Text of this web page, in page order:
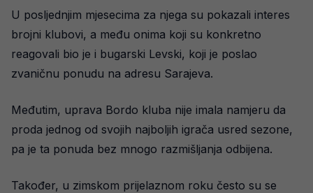
U posljednjim mjesecima za njega su pokazali interes
brojni klubovi, a među onima koji su konkretno
reagovali bio je i bugarski Levski, koji je poslao
zvaničnu ponudu na adresu Sarajeva.
Međutim, uprava Bordo kluba nije imala namjeru da
proda jednog od svojih najboljih igrača usred sezone,
pa je ta ponuda bez mnogo razmišljanja odbijena.
Također, u zimskom prijelaznom roku često su se